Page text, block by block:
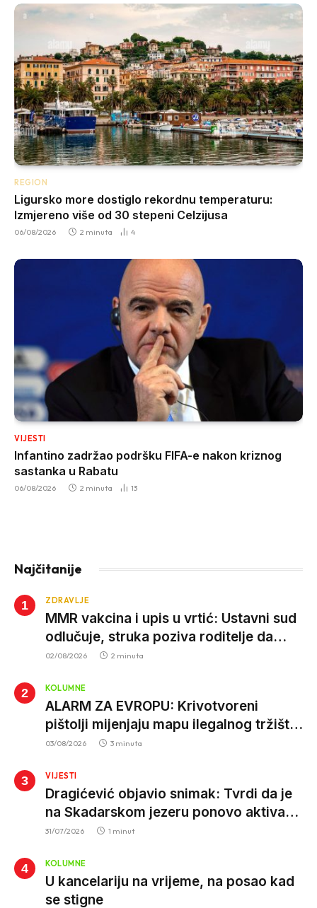
REGION
Ligursko more dostiglo rekordnu temperaturu:
Izmjereno više od 30 stepeni Celzijusa
06/08/2026 2 minuta 4
VIJESTI
Infantino zadržao podršku FIFA-e nakon kriznog
sastanka u Rabatu
06/08/2026 2 minuta 13
Najčitanije
ZDRAVLJE
MMR vakcina i upis u vrtić: Ustavni sud
odlučuje, struka poziva roditelje da
vjeruju nauci
02/08/2026 2 minuta
KOLUMNE
ALARM ZA EVROPU: Krivotvoreni
pištolji mijenjaju mapu ilegalnog tržišta,
istrage ukazuju na proizvodnju van EU
03/08/2026 3 minuta
VIJESTI
Dragićević objavio snimak: Tvrdi da je
na Skadarskom jezeru ponovo aktivan
krivolov strujom
31/07/2026 1 minut
KOLUMNE
U kancelariju na vrijeme, na posao kad
se stigne